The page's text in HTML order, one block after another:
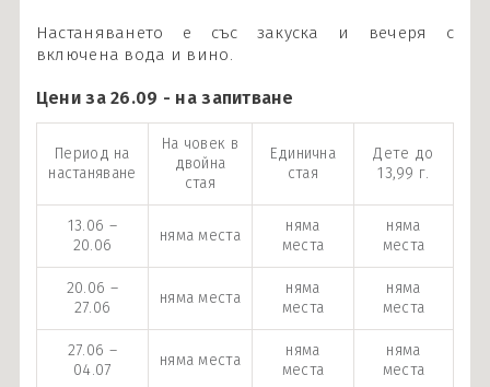
Настаняването е със закуска и вечеря с
включена вода и вино.
Цени за 26.09 - на запитване
Период на
настаняване
На човек в
двойна
стая
Единична
стая
Дете до
13,99 г.
13.06 –
20.06
няма места
няма
места
няма
места
20.06 –
27.06
няма места
няма
места
няма
места
27.06 –
04.07
няма места
няма
места
няма
места